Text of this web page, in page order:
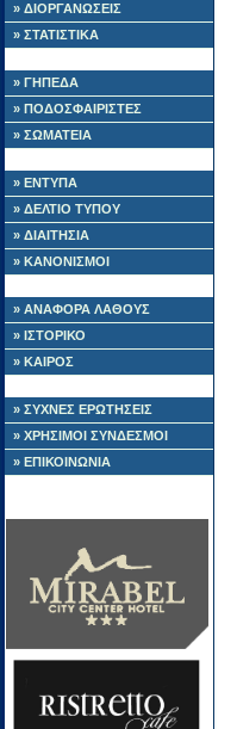
» ΔΙΟΡΓΑΝΩΣΕΙΣ
» ΣΤΑΤΙΣΤΙΚΑ
» ΓΗΠΕΔΑ
» ΠΟΔΟΣΦΑΙΡΙΣΤΕΣ
» ΣΩΜΑΤΕΙΑ
» ΕΝΤΥΠΑ
» ΔΕΛΤΙΟ ΤΥΠΟΥ
» ΔΙΑΙΤΗΣΙΑ
» ΚΑΝΟΝΙΣΜΟΙ
» ΑΝΑΦΟΡΑ ΛΑΘΟΥΣ
» ΙΣΤΟΡΙΚΟ
» ΚΑΙΡΟΣ
» ΣΥΧΝΕΣ ΕΡΩΤΗΣΕΙΣ
» ΧΡΗΣΙΜΟΙ ΣΥΝΔΕΣΜΟΙ
» ΕΠΙΚΟΙΝΩΝΙΑ